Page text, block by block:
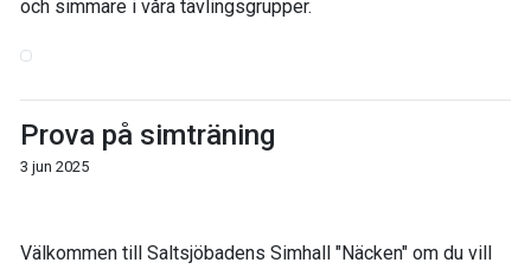
och simmare i våra tävlingsgrupper.
Prova på simträning
3 jun 2025
Välkommen till Saltsjöbadens Simhall "Näcken" om du vill